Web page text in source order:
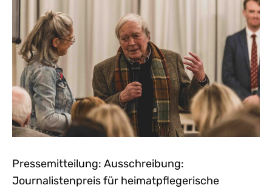
Pressemitteilung: Ausschreibung:
Journalistenpreis für heimatpflegerische